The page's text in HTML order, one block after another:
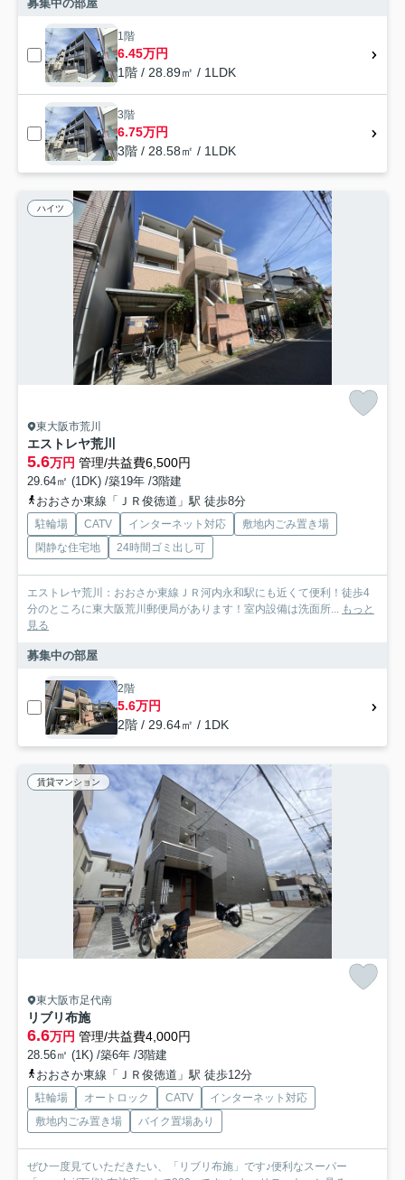
募集中の部屋
1階
6.45万円
1階 / 28.89㎡ / 1LDK
3階
6.75万円
3階 / 28.58㎡ / 1LDK
ハイツ
東大阪市荒川
エストレヤ荒川
5.6万円 管理/共益費6,500円
29.64㎡ (1DK) /築19年 /3階建
おおさか東線「ＪＲ俊徳道」駅 徒歩8分
駐輪場 CATV インターネット対応
敷地内ごみ置き場
閑静な住宅地
24時間ゴミ出し可
エストレヤ荒川：おおさか東線ＪＲ河内永和駅にも近くて便利！徒歩4
分のところに東大阪荒川郵便局があります！室内設備は洗面所... もっと
見る
募集中の部屋
2階
5.6万円
2階 / 29.64㎡ / 1DK
賃貸マンション
東大阪市足代南
リブリ布施
6.6万円 管理/共益費4,000円
28.56㎡ (1K) /築6年 /3階建
おおさか東線「ＪＲ俊徳道」駅 徒歩12分
駐輪場 オートロック CATV
インターネット対応
敷地内ごみ置き場
バイク置場あり
ぜひ一度見ていただきたい、「リブリ布施」です♪便利なスーパー